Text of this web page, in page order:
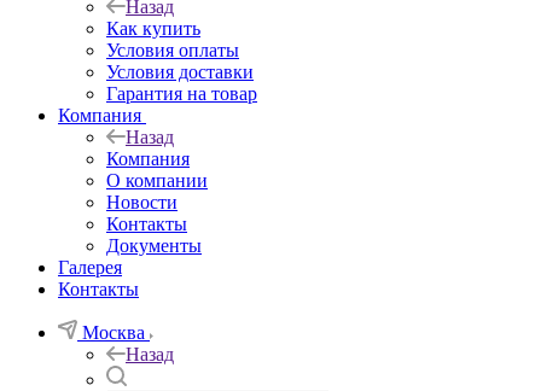
Назад
Как купить
Условия оплаты
Условия доставки
Гарантия на товар
Компания
Назад
Компания
О компании
Новости
Контакты
Документы
Галерея
Контакты
Москва
Назад